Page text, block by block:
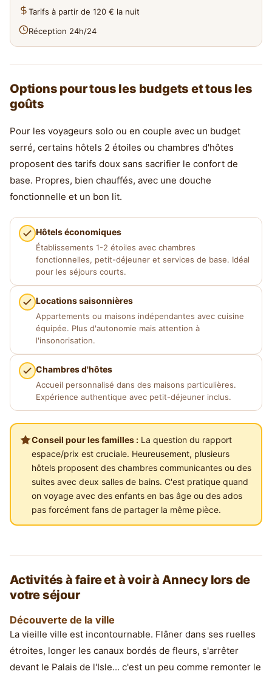
Tarifs à partir de 120 € la nuit
Réception 24h/24
Options pour tous les budgets et tous les
goûts
Pour les voyageurs solo ou en couple avec un budget
serré, certains hôtels 2 étoiles ou chambres d'hôtes
proposent des tarifs doux sans sacrifier le confort de
base. Propres, bien chauffés, avec une douche
fonctionnelle et un bon lit.
Hôtels économiques
Établissements 1-2 étoiles avec chambres
fonctionnelles, petit-déjeuner et services de base. Idéal
pour les séjours courts.
Locations saisonnières
Appartements ou maisons indépendantes avec cuisine
équipée. Plus d'autonomie mais attention à
l'insonorisation.
Chambres d'hôtes
Accueil personnalisé dans des maisons particulières.
Expérience authentique avec petit-déjeuner inclus.
Conseil pour les familles :La question du rapport
espace/prix est cruciale. Heureusement, plusieurs
hôtels proposent des chambres communicantes ou des
suites avec deux salles de bains. C'est pratique quand
on voyage avec des enfants en bas âge ou des ados
pas forcément fans de partager la même pièce.
Activités à faire et à voir à Annecy lors de
votre séjour
Découverte de la ville
La vieille ville est incontournable. Flâner dans ses ruelles
étroites, longer les canaux bordés de fleurs, s'arrêter
devant le Palais de l'Isle... c'est un peu comme remonter le